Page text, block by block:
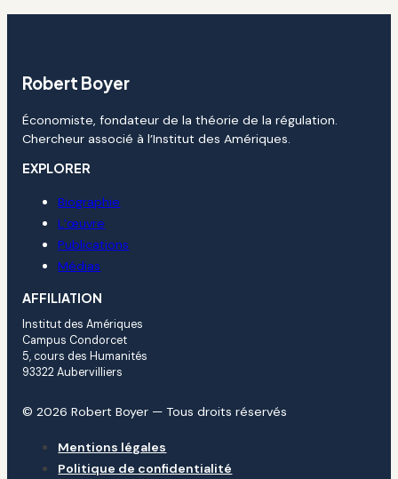
Robert Boyer
Économiste, fondateur de la théorie de la régulation.
Chercheur associé à l’Institut des Amériques.
EXPLORER
Biographie
L’œuvre
Publications
Médias
AFFILIATION
Institut des Amériques
Campus Condorcet
5, cours des Humanités
93322 Aubervilliers
© 2026 Robert Boyer — Tous droits réservés
Mentions légales
Politique de confidentialité